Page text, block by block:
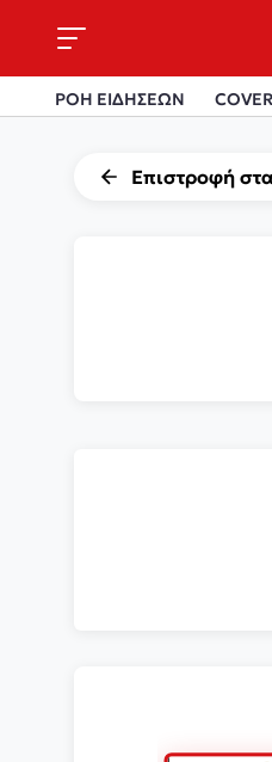
ΡΟΗ ΕΙΔΗΣΕΩΝ
Επιστροφή